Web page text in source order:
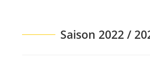
Saison 2022 /